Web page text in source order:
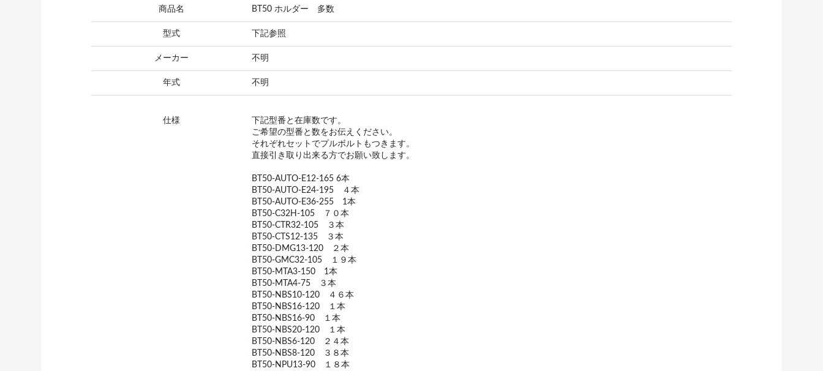
商品名 BT50 ホルダー 多数
型式 下記参照
メーカー 不明
年式 不明
仕様
下記型番と在庫数です。
ご希望の型番と数をお伝えください。
それぞれセットでプルボルトもつきます。
直接引き取り出来る方でお願い致します。
BT50-AUTO-E12-165 6本
BT50-AUTO-E24-195 ４本
BT50-AUTO-E36-255 1本
BT50-C32H-105 ７０本
BT50-CTR32-105 ３本
BT50-CTS12-135 ３本
BT50-DMG13-120 ２本
BT50-GMC32-105 １９本
BT50-MTA3-150 1本
BT50-MTA4-75 ３本
BT50-NBS10-120 ４６本
BT50-NBS16-120 １本
BT50-NBS16-90 １本
BT50-NBS20-120 １本
BT50-NBS6-120 ２４本
BT50-NBS8-120 ３８本
BT50-NPU13-90 １８本